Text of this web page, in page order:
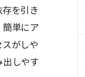
を引き
簡単にア
がしや
出しやす